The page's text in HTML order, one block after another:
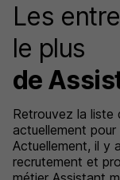
Les
le plus
de
Retrouvez la liste
actuellement
Actuellement, il y
recrutement et